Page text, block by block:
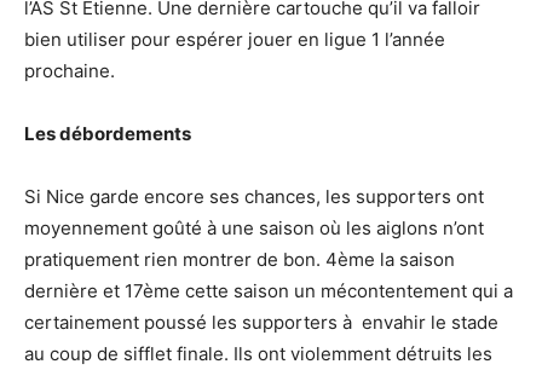
l’AS St Étienne. Une dernière cartouche qu’il va falloir
bien utiliser pour espérer jouer en ligue 1 l’année
prochaine.
Les débordements
Si Nice garde encore ses chances, les supporters ont
moyennement goûté à une saison où les aiglons n’ont
pratiquement rien montrer de bon. 4ème la saison
dernière et 17ème cette saison un mécontentement qui a
certainement poussé les supporters à envahir le stade
au coup de sifflet finale. Ils ont violemment détruits les